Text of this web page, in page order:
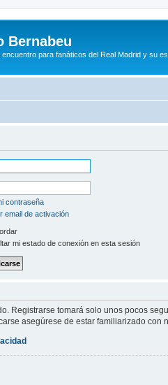
Bernabeu
encuentro para fanáticos del Real Madrid y su
contraseña
email de activación
mi estado de conexión en esta sesión
Registrarse tomará solo unos pocos
asegúrese de estar familiarizado